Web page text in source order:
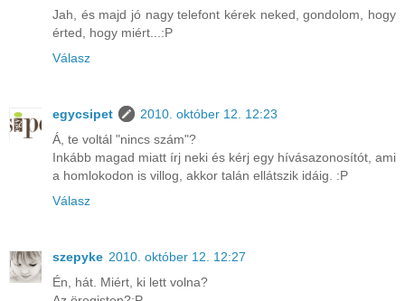
Jah, és majd jó nagy telefont kérek neked, gondolom, hogy
érted, hogy miért...:P
Válasz
egycsipet
2010. október 12. 12:23
Á, te voltál "nincs szám"?
Inkább magad miatt írj neki és kérj egy hívásazonosítót, ami
a homlokodon is villog, akkor talán ellátszik idáig. :P
Válasz
szepyke 2010. október 12. 12:27
Én, hát. Miért, ki lett volna?